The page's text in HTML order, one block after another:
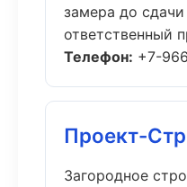
замера до
ответственный
Телефон: +7-
Проект-
Загородное